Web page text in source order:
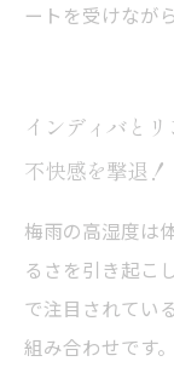
ートを受けなが
インディバと
不快感を撃退！
梅雨の高湿度は
るさを引き起こ
で注目されてい
組み合わせです